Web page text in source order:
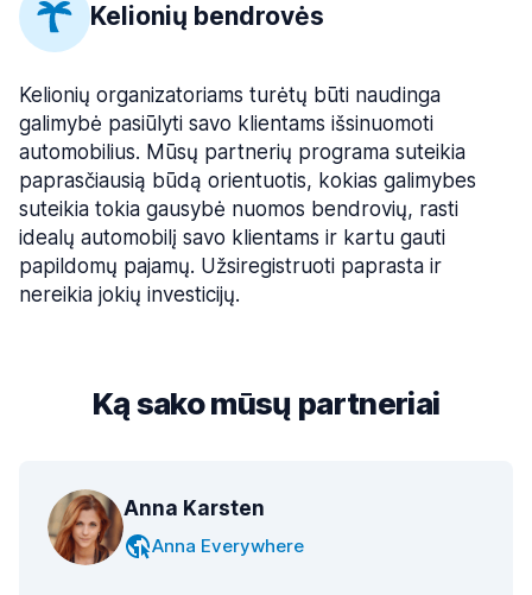
Kelionių bendrovės
Kelionių organizatoriams turėtų būti naudinga
galimybė pasiūlyti savo klientams išsinuomoti
automobilius. Mūsų partnerių programa suteikia
paprasčiausią būdą orientuotis, kokias galimybes
suteikia tokia gausybė nuomos bendrovių, rasti
idealų automobilį savo klientams ir kartu gauti
papildomų pajamų. Užsiregistruoti paprasta ir
nereikia jokių investicijų.
Ką sako mūsų partneriai
Anna Karsten
Anna Everywhere